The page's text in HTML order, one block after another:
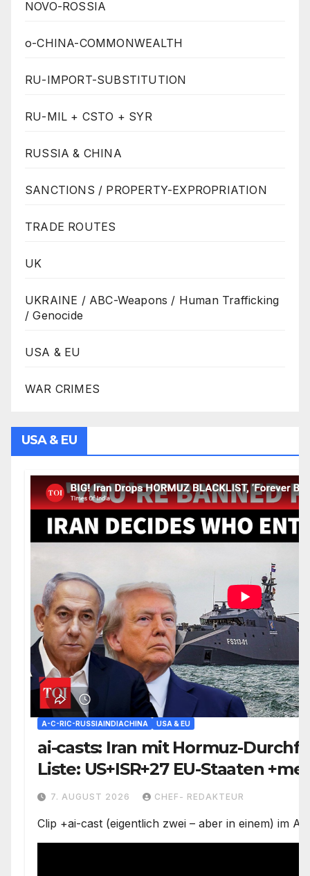
NOVO-ROSSIA
o-CHINA-COMMONWEALTH
RU-IMPORT-SUBSTITUTION
RU-MIL + CSTO + SYR
RUSSIA & CHINA
SANCTIONS / PROPERTY-EXPROPRIATION
TRADE ROUTES
UK
UKRAINE / ABC-Weapons / Human Trafficking
/ Genocide
USA & EU
WAR CRIMES
USA & EU
A-C-RIC-RUSSIAINDIACHINA USA & EU
ai-casts: Iran mit Hormuz-
Liste: US+ISR+27 EU-Staaten
Geheimdienste= RUS wird
7. AUGUST 2026 CHEF- REDAKTEUR
Clip +ai-cast (eigentlich zwei – aber in einem) im